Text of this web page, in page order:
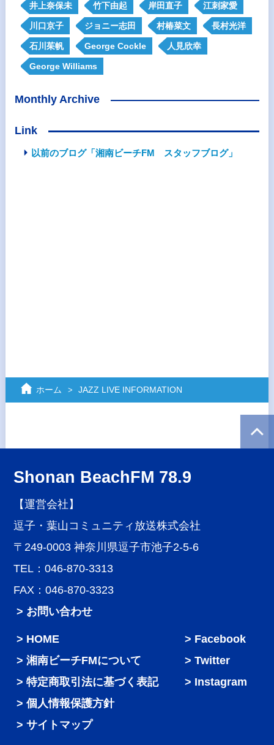
井上奈保未 竹下由起 岸田直子 江刺家愛
川口京子 ジョニー志田 村椿菜文 長村光洋
石川茱帆 George Cockle 人見欣幸
George Williams
Monthly Archive
Link
以前のブログ「湘南ビーチFM スタッフブログ」
ホーム JAZZ LIVE INFORMATION
Shonan BeachFM 78.9
【運営会社】
逗子・葉山コミュニティ放送株式会社
〒249-0003 神奈川県逗子市池子2-5-6
TEL：046-870-3313
FAX：046-870-3323
> お問い合わせ
HOME
湘南ビーチFMについて
特定商取引法に基づく表記
個人情報保護方針
サイトマップ
Facebook
Twitter
Instagram